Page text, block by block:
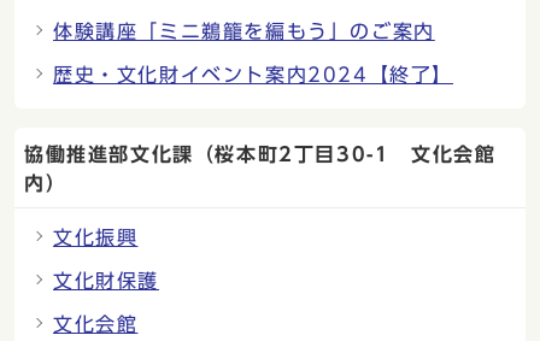
体験講座「ミニ鵜籠を編もう」のご案内
歴史・文化財イベント案内2024【終了】
協働推進部文化課（桜本町2丁目30-1 文化会館
内）
文化振興
文化財保護
文化会館